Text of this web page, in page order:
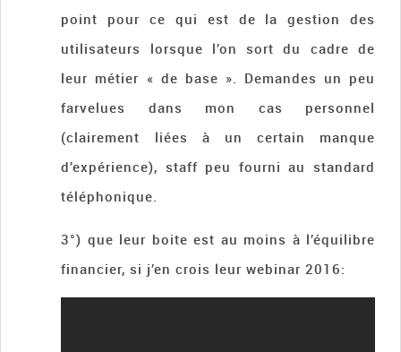
point pour ce qui est de la gestion des
utilisateurs lorsque l’on sort du cadre de
leur métier « de base ». Demandes un peu
farvelues dans mon cas personnel
(clairement liées à un certain manque
d’expérience), staff peu fourni au standard
téléphonique.
3°) que leur boite est au moins à l’équilibre
financier, si j’en crois leur webinar 2016: